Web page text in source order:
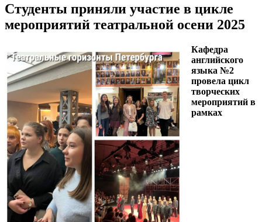
Студенты приняли участие в цикле
мероприятий театральной осени 2025
Кафедра
английского
языка №2
провела цикл
творческих
мероприятий в
рамках